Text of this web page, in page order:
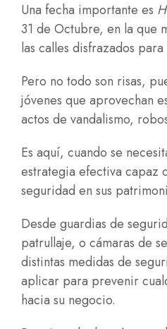
Una fecha importante es
31 de Octubre, en la que
las calles disfrazados
Pero no todo son risas,
jóvenes que aprovechan
actos de vandalismo,
Es aquí, cuando se
estrategia efectiva capaz
seguridad en sus
Desde guardias de
patrullaje, o cámaras de
distintas medidas de
aplicar para prevenir
hacia su negocio.